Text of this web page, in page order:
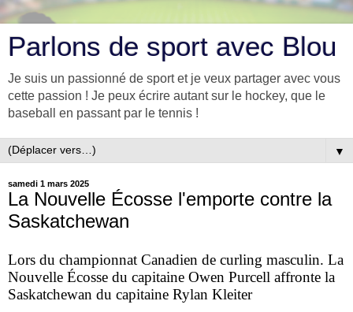
Parlons de sport avec Blou
Je suis un passionné de sport et je veux partager avec vous
cette passion ! Je peux écrire autant sur le hockey, que le
baseball en passant par le tennis !
▼
samedi 1 mars 2025
La Nouvelle Écosse l'emporte contre la
Saskatchewan
Lors du championnat Canadien de curling masculin. La
Nouvelle Écosse du capitaine Owen Purcell affronte la
Saskatchewan du capitaine Rylan Kleiter